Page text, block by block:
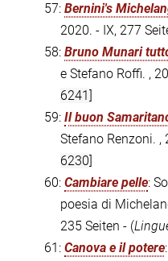
57: Bernini's
2020. - IX, 277
58: Bruno Munari
e Stefano Roffi. ,
6241]
59: Il buon
Stefano Renzoni. ,
6230]
60: Cambiare pelle:
poesia di
235 Seiten - (
61: Canova e il potere